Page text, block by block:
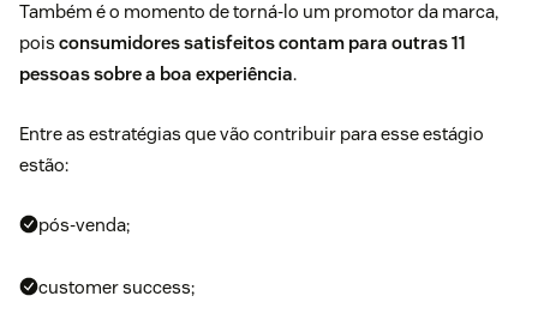
Também é o momento de torná-lo um promotor da marca,
pois consumidores satisfeitos contam para outras11
pessoas sobre a boa experiência.
Entre as estratégias que vão contribuir para esse estágio
estão:
pós-venda;
customer success;